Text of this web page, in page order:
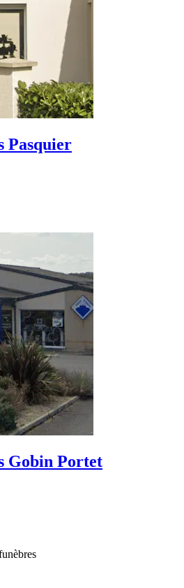
Pasquier
Gobin Portet